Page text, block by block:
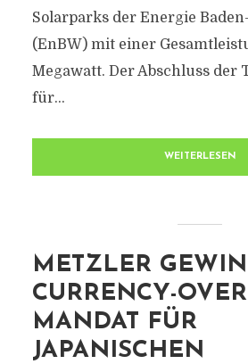
Solarparks der Energie
(EnBW) mit einer
Megawatt. Der Abschluss der
für...
WEITERLESEN
METZLER
CURRENCY-
MANDAT FÜR
JAPANISCHEN